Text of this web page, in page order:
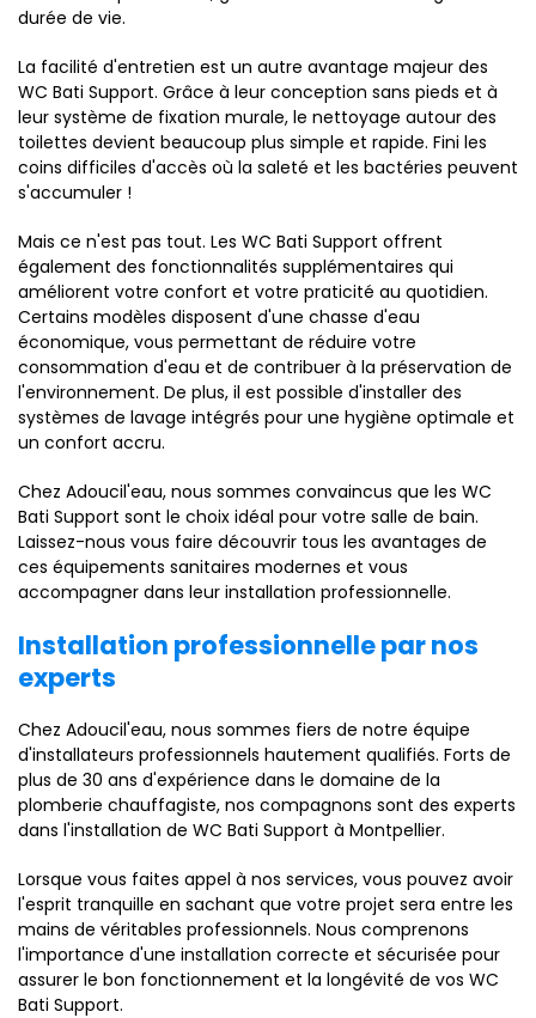
durée de vie.
La facilité d'entretien est un autre avantage majeur des
WC Bati Support. Grâce à leur conception sans pieds et à
leur système de fixation murale, le nettoyage autour des
toilettes devient beaucoup plus simple et rapide. Fini les
coins difficiles d'accès où la saleté et les bactéries peuvent
s'accumuler !
Mais ce n'est pas tout. Les WC Bati Support offrent
également des fonctionnalités supplémentaires qui
améliorent votre confort et votre praticité au quotidien.
Certains modèles disposent d'une chasse d'eau
économique, vous permettant de réduire votre
consommation d'eau et de contribuer à la préservation de
l'environnement. De plus, il est possible d'installer des
systèmes de lavage intégrés pour une hygiène optimale et
un confort accru.
Chez Adoucil'eau, nous sommes convaincus que les WC
Bati Support sont le choix idéal pour votre salle de bain.
Laissez-nous vous faire découvrir tous les avantages de
ces équipements sanitaires modernes et vous
accompagner dans leur installation professionnelle.
Installation professionnelle par nos
experts
Chez Adoucil'eau, nous sommes fiers de notre équipe
d'installateurs professionnels hautement qualifiés. Forts de
plus de 30 ans d'expérience dans le domaine de la
plomberie chauffagiste, nos compagnons sont des experts
dans l'installation de WC Bati Support à Montpellier.
Lorsque vous faites appel à nos services, vous pouvez avoir
l'esprit tranquille en sachant que votre projet sera entre les
mains de véritables professionnels. Nous comprenons
l'importance d'une installation correcte et sécurisée pour
assurer le bon fonctionnement et la longévité de vos WC
Bati Support.